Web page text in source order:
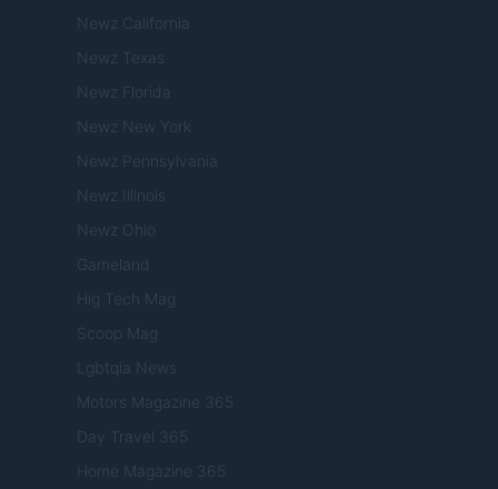
Newz California
Newz Texas
Newz Florida
Newz New York
Newz Pennsylvania
Newz Illinois
Newz Ohio
Gameland
Hig Tech Mag
Scoop Mag
Lgbtqia News
Motors Magazine 365
Day Travel 365
Home Magazine 365